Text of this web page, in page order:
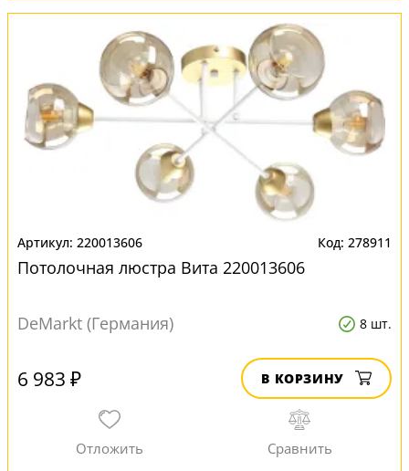
220013606 278911
Потолочная люстра Вита 220013606
DeMarkt (Германия) 8 шт.
6 983 ₽ В КОРЗИНУ